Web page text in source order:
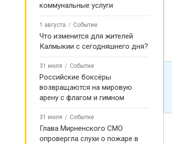
коммунальные услуги
1 августа Событие
Что изменится для жителей
Калмыкии с сегодняшнего дня?
31 июля Событие
Российские боксёры
возвращаются на мировую
арену с флагом и гимном
31 июля Событие
Глава Мирненского СМО
опровергла слухи о пожаре в